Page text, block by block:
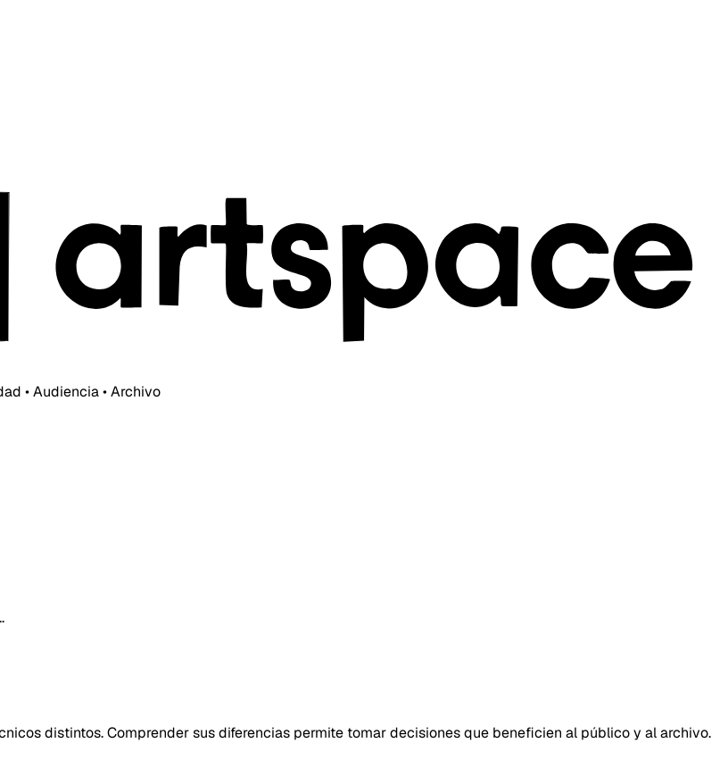
• Audiencia • Archivo
distintos. Comprender sus diferencias permite tomar decisiones que beneficien al público y al archivo.